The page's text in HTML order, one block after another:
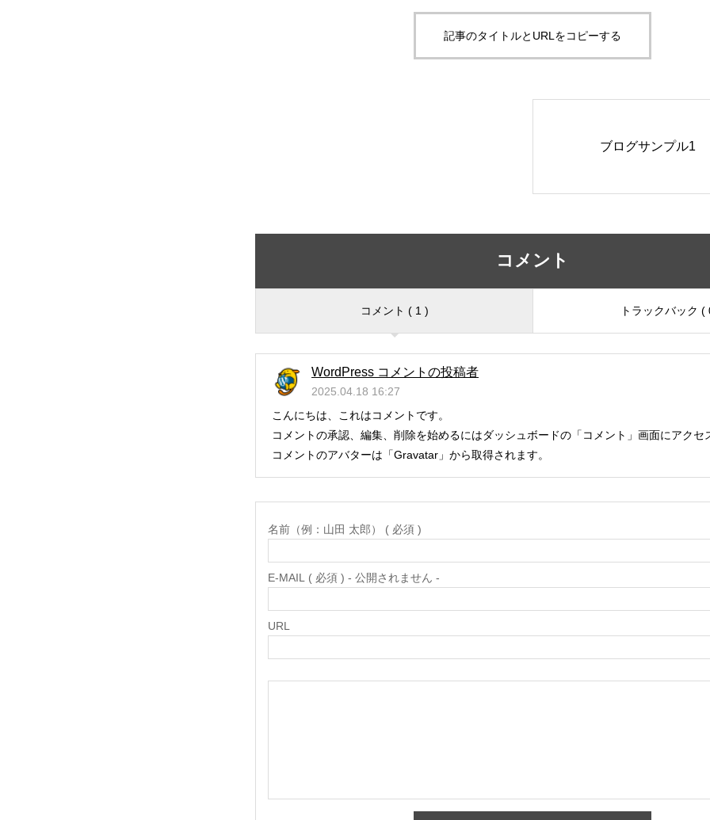
記事のタイトルとURLをコピーする
ブログサンプル1
コメント
コメント ( 1 ) トラックバック (
WordPress コメントの投稿者
2025.04.18 16:27
こんにちは、これはコメントです。
コメントの承認、編集、削除を始めるにはダッシュボードの「コメント」画面にアクセ
コメントのアバターは「Gravatar 」から取得されます。
名前（例：山田 太郎） ( 必須 )
E-MAIL ( 必須 ) - 公開されません -
URL